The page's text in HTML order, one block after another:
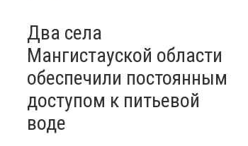
Два села
Мангистауской области
обеспечили постоянным
доступом к питьевой
воде